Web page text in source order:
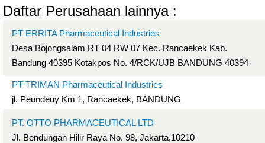
Daftar Perusahaan lainnya :
PT ERRITA Pharmaceutical Industries
Desa Bojongsalam RT 04 RW 07 Kec. Rancaekek Kab.
Bandung 40395 Kotakpos No. 4/RCK/UJB BANDUNG 40394
PT TRIMAN Pharmaceutical Industries
jl. Peundeuy Km 1, Rancaekek, BANDUNG
PT. OTTO PHARMACEUTICAL LTD
Jl. Bendungan Hilir Raya No. 98, Jakarta,10210